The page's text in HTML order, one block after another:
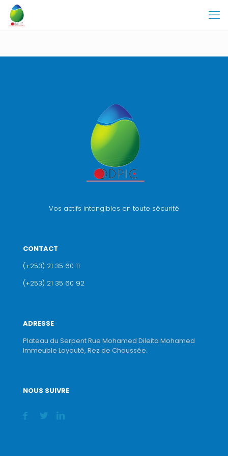
Vos actifs intangibles en toute sécurité
CONTACT
(+253) 21 35 60 11
(+253) 21 35 60 92
ADRESSE
Plateau du Serpent Rue Mohamed Dileita Mohamed
Immeuble Loyauté, Rez de Chaussée.
NOUS SUIVRE